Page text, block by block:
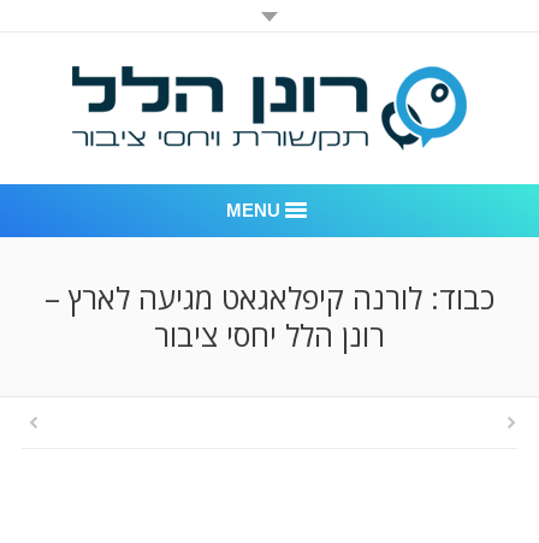
MENU
אודות החברה
כבוד: לורנה קיפלאגאט מגיעה לארץ –
רונן הלל יחסי ציבור